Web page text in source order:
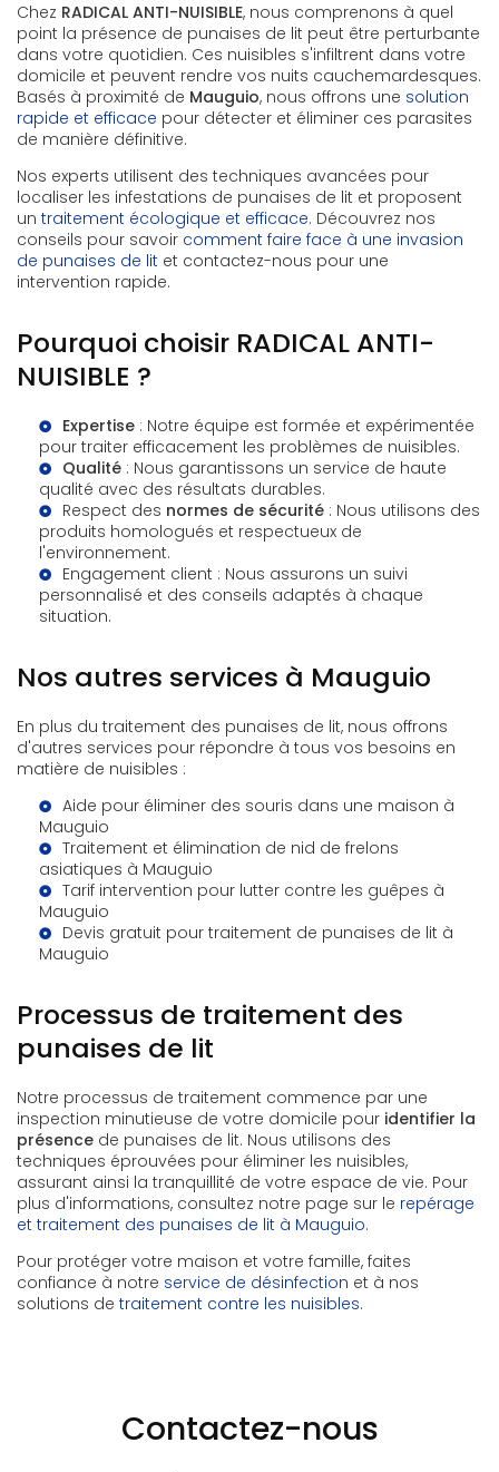
Chez RADICAL ANTI-NUISIBLE, nous comprenons à quel
point la présence de punaises de lit peut être perturbante
dans votre quotidien. Ces nuisibles s'infiltrent dans votre
domicile et peuvent rendre vos nuits cauchemardesques.
Basés à proximité de Mauguio, nous offrons une solution
rapide et efficace pour détecter et éliminer ces parasites
de manière définitive.
Nos experts utilisent des techniques avancées pour
localiser les infestations de punaises de lit et proposent
un traitement écologique et efficace. Découvrez nos
conseils pour savoir comment faire face à une invasion
de punaises de lit et contactez-nous pour une
intervention rapide.
Pourquoi choisir RADICAL ANTI-
NUISIBLE ?
Expertise : Notre équipe est formée et expérimentée
pour traiter efficacement les problèmes de nuisibles.
Qualité : Nous garantissons un service de haute
qualité avec des résultats durables.
Respect des normes de sécurité : Nous utilisons des
produits homologués et respectueux de
l'environnement.
Engagement client : Nous assurons un suivi
personnalisé et des conseils adaptés à chaque
situation.
Nos autres services à Mauguio
En plus du traitement des punaises de lit, nous offrons
d'autres services pour répondre à tous vos besoins en
matière de nuisibles :
Aide pour éliminer des souris dans une maison à
Mauguio
Traitement et élimination de nid de frelons
asiatiques à Mauguio
Tarif intervention pour lutter contre les guêpes à
Mauguio
Devis gratuit pour traitement de punaises de lit à
Mauguio
Processus de traitement des
punaises de lit
Notre processus de traitement commence par une
inspection minutieuse de votre domicile pour identifier la
présence de punaises de lit. Nous utilisons des
techniques éprouvées pour éliminer les nuisibles,
assurant ainsi la tranquillité de votre espace de vie. Pour
plus d'informations, consultez notre page sur le repérage
et traitement des punaises de lit à Mauguio.
Pour protéger votre maison et votre famille, faites
confiance à notre service de désinfection et à nos
solutions de traitement contre les nuisibles.
Contactez-nous